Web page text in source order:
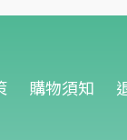
購物須知